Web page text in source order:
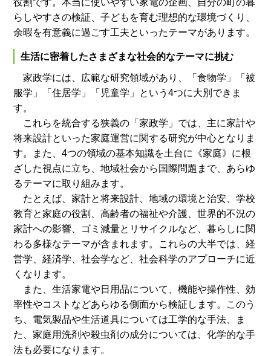
役割です。本当に使いやすい家電の企画、自分の町の暮
らしやすさの検証、子どもを育む理想的な環境づくり、
余暇を有意義に過ごす工夫といったテーマがあります。
生活に密着したさまざまな社会的なテーマに挑む
家政学には、広範な研究領域があり、「食物学」「被
服学」「住居学」「児童学」という4つに大別できま
す。
これらを統合する狭義の「家政学」では、主に家計や
将来設計といった家庭運営に関する研究が中心となりま
す。また、4つの領域の基本知識を土台に《家庭》に根
ざした視点に立ち、地域社会から国際問題まで、あらゆ
るテーマに取り組みます。
たとえば、家計と将来設計、地域の環境と治安、学校
教育と家庭の役割、高齢者の福祉や介護、世界的不況の
家計への影響、ゴミ減量とリサイクルなど、暮らしに関
わる多様なテーマが含まれます。これらの大半では、経
営学、経済学、社会学など、社会科学のアプローチに近
くなります。
また、生活家電や日用品について、機能や操作性、効
率性やコストなどあらゆる側面から検証します。このう
ち、電気製品や生活道具については工学的な手法、ま
た、家庭用洗剤や殺虫剤の成分については、化学的な手
法も必要になります。